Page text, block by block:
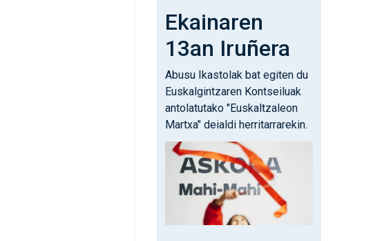
Ekainaren
13an Iruñera
Abusu Ikastolak bat egiten du
Euskalgintzaren Kontseiluak
antolatutako "Euskaltzaleon
Martxa" deialdi herritarrarekin.
Irudia